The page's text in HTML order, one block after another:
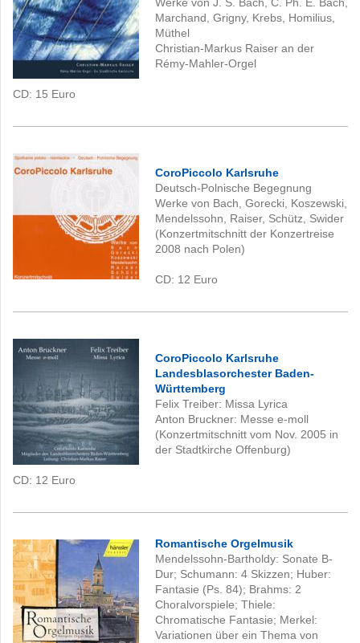
Werke von J. S. Bach, C. Ph. E. Bach,
Marchand, Grigny, Krebs, Homilius,
Müthel
Christian-Markus Raiser an der
Rémy-Mahler-Orgel
CD: 15 Euro
CoroPiccolo Karlsruhe
Deutsch-Polnische Begegnung
Werke von Bach, Gorecki, Koszewski,
Mendelssohn, Raiser, Schütz, Swider
(Konzertmitschnitt der Konzertreise
2008 nach Polen)
CD: 12 Euro
CoroPiccolo Karlsruhe
Landesblasorchester Baden-
Württemberg
Felix Treiber: Missa Lyrica
Anton Bruckner: Messe e-moll
(Konzertmitschnitt vom Nov. 2005 in
der Stadtkirche Offenburg)
CD: 12 Euro
Romantische Orgelmusik
Mendelssohn-Bartholdy: Sonate B-
Dur; Schumann: 4 Skizzen; Huber:
Fantasie (Ps. 84); Brahms: 2
Choralvorspiele; Thiele:
Chromatische Fantasie; Merkel:
Variationen über ein Thema von